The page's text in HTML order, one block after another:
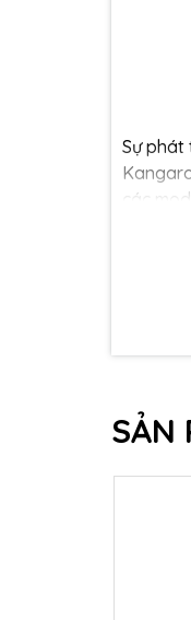
Sự phát
các
Công
còn
Bên
gia đình
SẢN